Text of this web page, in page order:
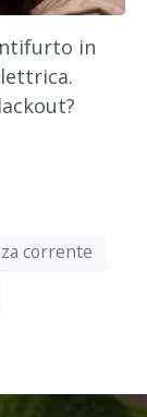
in
corrente